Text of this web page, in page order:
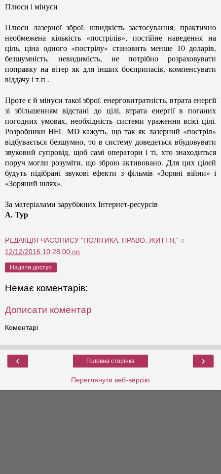
Плюси і мінуси
Плюси лазерної зброї: швидкість застосування, практично
необмежена кількість «пострілів», постійне наведення на
ціль, ціна одного «пострілу» становить менше 10 доларів,
безшумність, невидимість, не потрібно розраховувати
поправку на вітер як для інших боєприпасів, компенсувати
віддачу і т.п .
Проте є й мінуси такої зброї: енерговитратність, втрата енергії
зі збільшенням відстані до цілі, втрата енергії в поганих
погодних умовах, необхідність системи ураження всієї цілі.
Розробники HEL MD кажуть, що так як лазерний «постріл»
відбувається безшумно, то в систему доведеться вбудовувати
звуковий супровід, щоб самі оператори і ті, хто знаходиться
поруч могли розуміти, що зброю активовано. Для цих цілей
будуть підібрані звукові ефекти з фільмів «Зоряні війни» і
«Зоряний шлях».
За матеріалами зарубіжних Інтернет-ресурсів
А. Тур
РЕДАКЦІЯ ЧАСОПИСУ "ПОЛІТИКА. ПРАВО. ЖИТТЯ," о
12/12/2016 10:28:00 пп
Надати доступ
Немає коментарів:
Дописати коментар
Коментарі
‹ ›
Головна сторінка
Переглянути веб-версію